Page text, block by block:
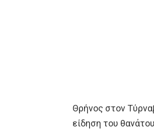
Θρήνος στον
είδηση του